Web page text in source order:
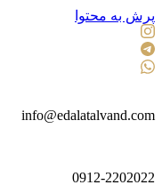
پرش به محتوا
info@edalatalvand.com
0912-2202022